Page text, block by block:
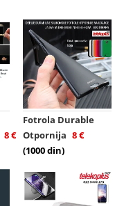
8 €
Fotrola Durable
Otpornija 8 €
(1000 din)